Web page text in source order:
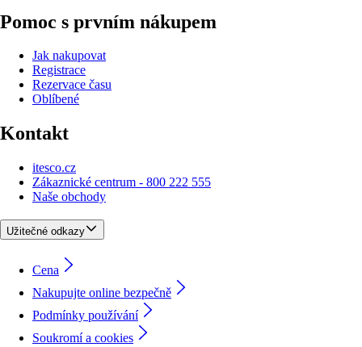
Pomoc s prvním nákupem
Jak nakupovat
Registrace
Rezervace času
Oblíbené
Kontakt
itesco.cz
Zákaznické centrum - 800 222 555
Naše obchody
Užitečné odkazy
Cena
Nakupujte online bezpečně
Podmínky používání
Soukromí a cookies